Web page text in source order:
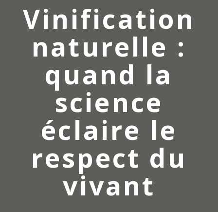
Vinification
naturelle :
quand la
science
éclaire le
respect du
vivant